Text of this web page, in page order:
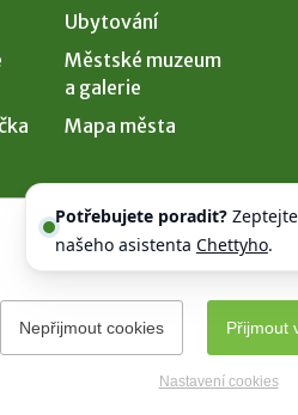
Ubytování
Městské muzeum
a galerie
Mapa města
Přijmout
Nepřijmout cookies
Nastavení cookies
Potřebujete poradit?
našeho asistentaChettyho.